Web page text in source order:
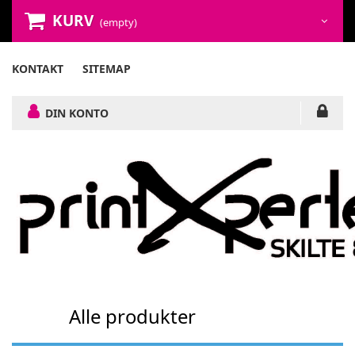
KURV (empty)
KONTAKT SITEMAP
DIN KONTO
Alle produkter